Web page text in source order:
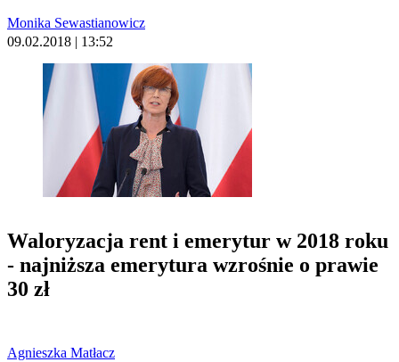
Monika Sewastianowicz
09.02.2018 | 13:52
Waloryzacja rent i emerytur w 2018 roku
- najniższa emerytura wzrośnie o prawie
30 zł
Agnieszka Matłacz